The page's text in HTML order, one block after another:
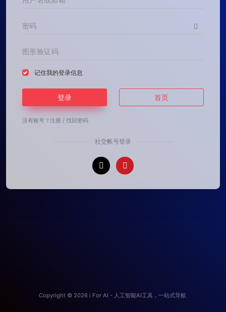
记住我的登录信息
登录 首页
没有账号？ 注册 / 找回密码
社交帐号登录
Copyright © 2026 i For AI - 人工智能AI工具，一站式导航